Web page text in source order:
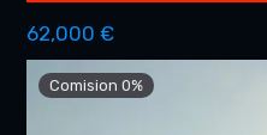
62,000 €
Comision 0%